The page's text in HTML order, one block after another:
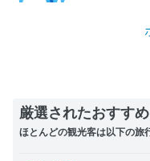
厳選されたおすす
ほとんどの観光客は以下の旅